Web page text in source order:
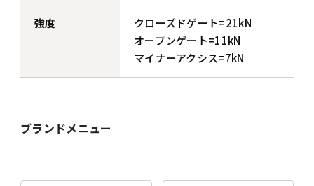
強度
クローズドゲート=21kN
オープンゲート=11kN
マイナーアクシス=7kN
ブランドメニュー